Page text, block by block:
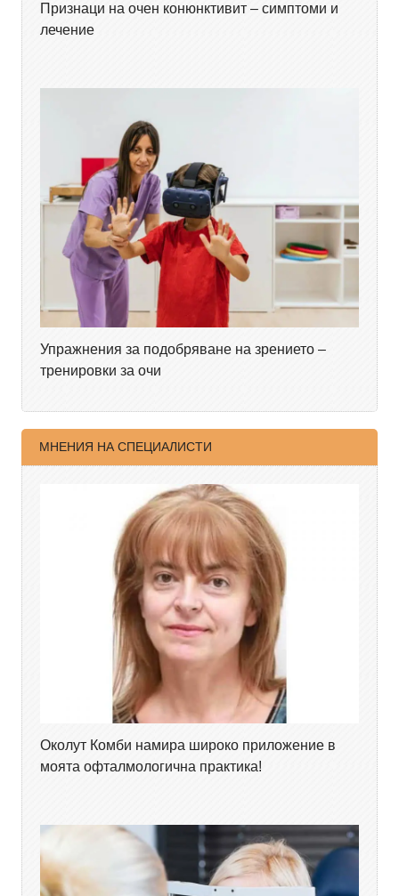
Признаци на очен конюнктивит – симптоми и
лечение
Упражнения за подобряване на зрението –
тренировки за очи
МНЕНИЯ НА СПЕЦИАЛИСТИ
Околут Комби намира широко приложение в
моята офталмологична практика!